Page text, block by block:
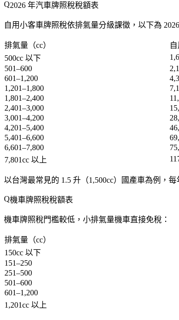
2026 年汽車牌照稅稅額表
自用小客車牌照稅依排氣量分級課徵，以下為
排氣量（cc）
500cc 以下
501–600
601–1,200
1,201–1,800
1,801–2,400
2,401–3,000
3,001–4,200
4,201–5,400
5,401–6,600
6,601–7,800
7,801cc 以上
以台灣最常見的 1.5 升（1,500cc）國產車為例，
機車牌照稅稅額表
機車牌照稅門檻較低，小排氣量機車直接免稅：
排氣量（cc）
150cc 以下
151–250
251–500
501–600
601–1,200
1,201cc 以上